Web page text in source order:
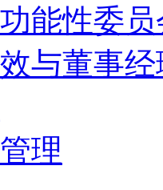
能性委
与董事
理